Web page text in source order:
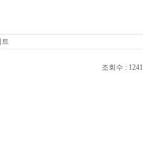
트
조회수 : 1241